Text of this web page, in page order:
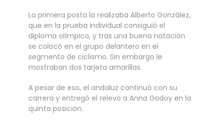
La primera posta la realizaba Alberto González,
que en la prueba individual consiguió el
diploma olímpico, y tras una buena natación
se colocó en el grupo delantero en el
segmento de ciclismo. Sin embargo le
mostraban dos tarjeta amarillas.
A pesar de eso, el andaluz continuó con su
carrera y entregó el relevo a Anna Godoy en la
quinta posición.